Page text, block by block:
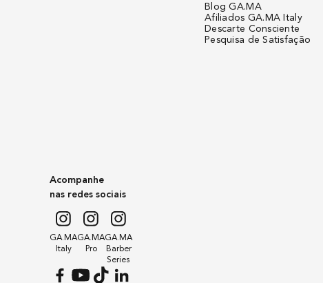
Acompanhe
nas redes sociais
GA.MA
Italy
GA.MA
Pro
GA.MA
Barber
Series
Blog GA.MA
Afiliados GA.MA Italy
Descarte Consciente
Pesquisa de Satisfação